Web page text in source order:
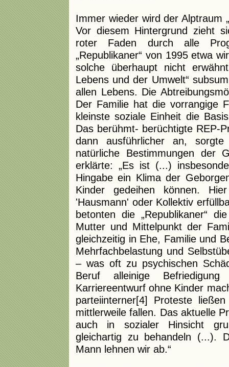
Immer wieder wird der Alptraum
Vor diesem Hintergrund zieht
roter Faden durch alle
„Republikaner“ von 1995 etwa
solche überhaupt nicht
Lebens und der Umwelt“
allen Lebens. Die
Der Familie hat die vorrangige
kleinste soziale Einheit die
Das berühmt- berüchtigte REP-
dann ausführlicher an,
natürliche Bestimmungen der
erklärte: „Es ist (...)
Hingabe ein Klima der
Kinder gedeihen können.
'Hausmann' oder Kollektiv
betonten die „Republikaner“
Mutter und Mittelpunkt der
gleichzeitig in Ehe, Familie und
Mehrfachbelastung und
– was oft zu psychischen
Beruf alleinige
Karriereentwurf ohne Kinder
parteiinterner[4] Proteste
mittlerweile fallen. Das aktuelle
auch in sozialer Hinsicht
gleichartig zu behandeln (...).
Mann lehnen wir ab.“